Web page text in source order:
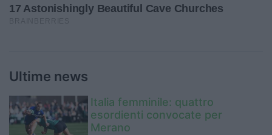
Ultime news
Italia femminile: quattro
esordienti convocate per
Merano